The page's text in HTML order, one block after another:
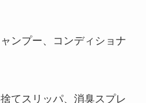
ンプー、コンディショナ
てスリッパ、消臭スプレ